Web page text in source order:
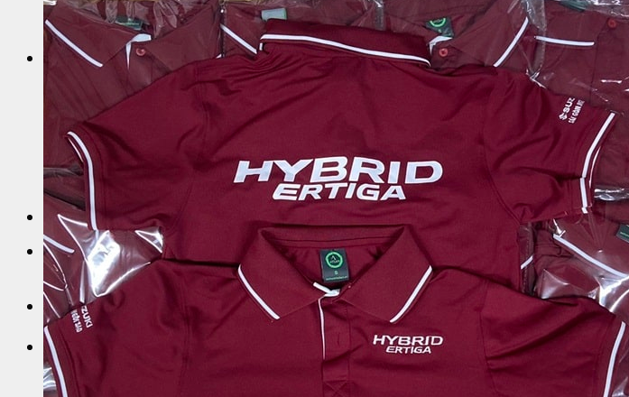
In Áo Đồng Phục
May Áo Thun Quảng Cáo – Áo Thun Sự Kiện
Sỉ Áo Thun
Áo thun trơn giá sỉ
Áo Thun Cotton Sỉ
Sỉ áo thun Polo giá sỉ
Sỉ áo thun cá sấu giá rẻ
Sỉ áo thun tay lỡ
Áo thun trơn trắng
Sỉ Áo Thun 4 Chiều
Liên Hệ
0
Giỏ hàng